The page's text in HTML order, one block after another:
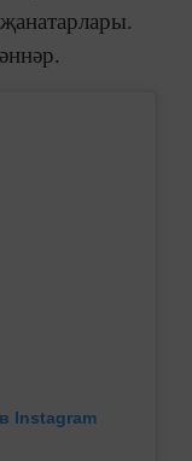
Instagram